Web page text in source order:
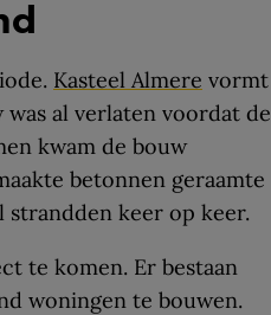
Kasteel Almere vormt
al verlaten voordat de
kwam de bouw
betonnen geraamte
keer op keer.
te komen. Er bestaan
woningen te bouwen.